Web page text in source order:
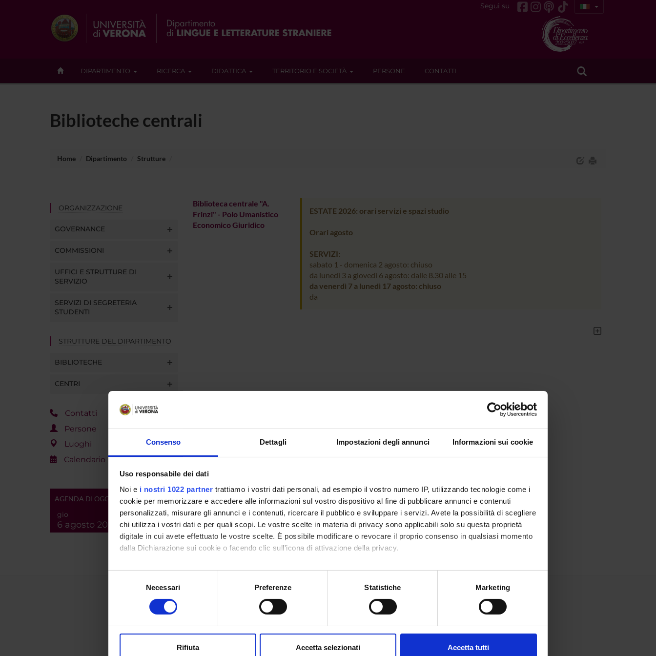
Consenso Dettagli Impostazioni degli annunci Informazioni sui cookie
Uso responsabile dei dati
Noi e i nostri 1022 partner trattiamo i vostri dati personali, ad esempio il vostro numero IP, utilizzando tecnologie come i
cookie per memorizzare e accedere alle informazioni sul vostro dispositivo al fine di pubblicare annunci e contenuti
personalizzati, misurare gli annunci e i contenuti, ricercare il pubblico e sviluppare i servizi. Avete la possibilità di scegliere
chi utilizza i vostri dati e per quali scopi. Le vostre scelte in materia di privacy sono applicabili solo su questa proprietà
digitale in cui avete effettuato le vostre scelte. È possibile modificare o revocare il proprio consenso in qualsiasi momento
dalla Dichiarazione sui cookie o facendo clic sull'icona di attivazione della privacy.
Con il tuo consenso, vorremmo anche:
raccogliere informazioni sulla tua posizione geografica, con un'approssimazione di qualche metro,
digitali).
modificare o ritirare il tuo consenso in qualsiasi momento dalla Dichiarazione sui cookie.
Necessari Preferenze Statistiche Marketing
Rifiuta Accetta selezionati Accetta tutti
Segui su
DIPARTIMENTO RICERCA DIDATTICA TERRITORIO E SOCIETÀ PERSONE CONTATTI
Biblioteche centrali
Home Dipartimento Strutture
ORGANIZZAZIONE
GOVERNANCE
COMMISSIONI
UFFICI E STRUTTURE DI
SERVIZIO
SERVIZI DI SEGRETERIA
STUDENTI
STRUTTURE DEL DIPARTIMENTO
BIBLIOTECHE
CENTRI
Contatti
Persone
Luoghi
Calendario
AGENDA DI OGGI
gio
6 agosto 2026
Biblioteca centrale "A.
Frinzi" - Polo Umanistico
Economico Giuridico
ESTATE 2026: orari servizi e spazi studio
Orari agosto
SERVIZI:
sabato 1 - domenica 2 agosto: chiuso
da lunedì 3 a giovedì 6 agosto: dalle 8.30 alle 15
da venerdì 7 a lunedì 17 agosto: chiuso
da